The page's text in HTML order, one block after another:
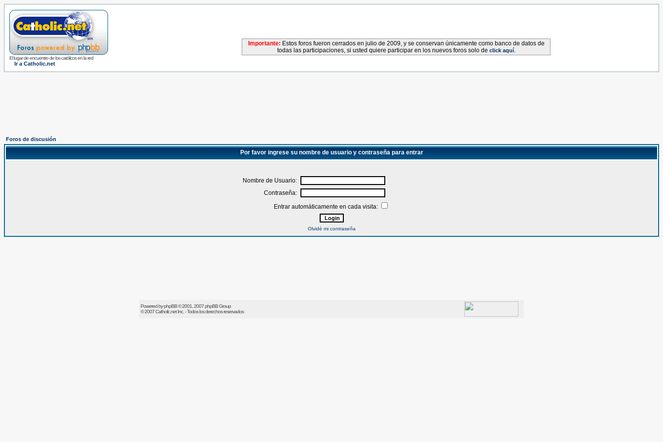
El lugar de encuentro de los católicos en la red
Ir a Catholic.net
Importante: Estos foros fueron cerrados en julio de 2009, y se conservan únicamente como banco de datos de
todas las participaciones, si usted quiere participar en los nuevos foros solo de click aquí.
Foros de discusión
Por favor ingrese su nombre de usuario y contraseña para entrar
Nombre de Usuario:
Contraseña:
Entrar automáticamente en cada visita:
Olvidé mi contraseña
Powered byphpBB© 2001, 2007 phpBB Group
© 2007Catholic.netInc. - Todos los derechos reservados